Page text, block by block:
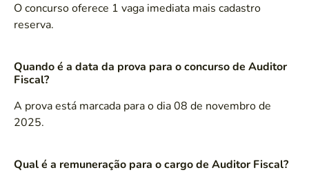
O concurso oferece 1 vaga imediata mais cadastro
reserva.
Quando é a data da prova para o concurso de Auditor
Fiscal?
A prova está marcada para o dia 08 de novembro de
2025.
Qual é a remuneração para o cargo de Auditor Fiscal?